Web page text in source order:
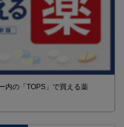
内の「TOPS」で買える薬